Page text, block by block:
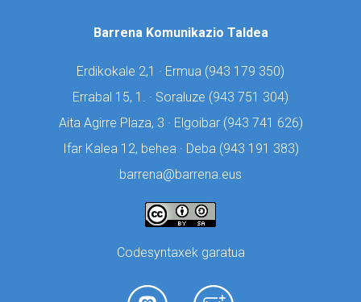
Barrena Komunikazio Taldea
Erdikokale 2,1 · Ermua (943 179 350)
Errabal 15, 1. · Soraluze (943 751 304)
Aita Agirre Plaza, 3 · Elgoibar (943 741 626)
Ifar Kalea 12, behea · Deba (943 191 383)
barrena@barrena.eus
Codesyntaxek garatua